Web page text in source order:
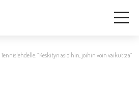
”Keskityn asioihin, joihin voin vaikuttaa”